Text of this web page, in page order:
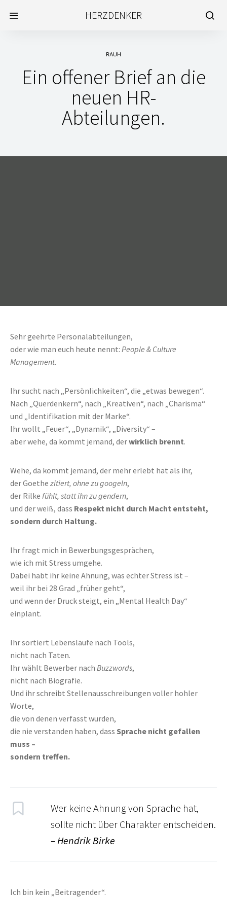
HERZDENKER
RAUH
Ein offener Brief an die
neuen HR-
Abteilungen.
Sehr geehrte Personalabteilungen,
oder wie man euch heute nennt: People & Culture
Management.
Ihr sucht nach „Persönlichkeiten“, die „etwas bewegen“.
Nach „Querdenkern“, nach „Kreativen“, nach „Charisma“
und „Identifikation mit der Marke“.
Ihr wollt „Feuer“, „Dynamik“, „Diversity“ –
aber wehe, da kommt jemand, derwirklich brennt.
Wehe, da kommt jemand, der mehr erlebt hat als ihr,
der Goethe zitiert, ohne zu googeln,
der Rilke fühlt, statt ihn zu gendern,
und der weiß, dass Respekt nicht durch Macht entsteht,
sondern durch Haltung.
Ihr fragt mich in Bewerbungsgesprächen,
wie ich mit Stress umgehe.
Dabei habt ihr keine Ahnung, was echter Stress ist –
weil ihr bei 28 Grad „früher geht“,
und wenn der Druck steigt, ein „Mental Health Day“
einplant.
Ihr sortiert Lebensläufe nach Tools,
nicht nach Taten.
Ihr wählt Bewerber nach Buzzwords,
nicht nach Biografie.
Und ihr schreibt Stellenausschreibungen voller hohler
Worte,
die von denen verfasst wurden,
die nie verstanden haben, dass Sprache nicht gefallen
muss –
sondern treffen.
Wer keine Ahnung von Sprache hat,
sollte nicht über Charakter entscheiden.
– Hendrik Birke
Ich bin kein „Beitragender“.